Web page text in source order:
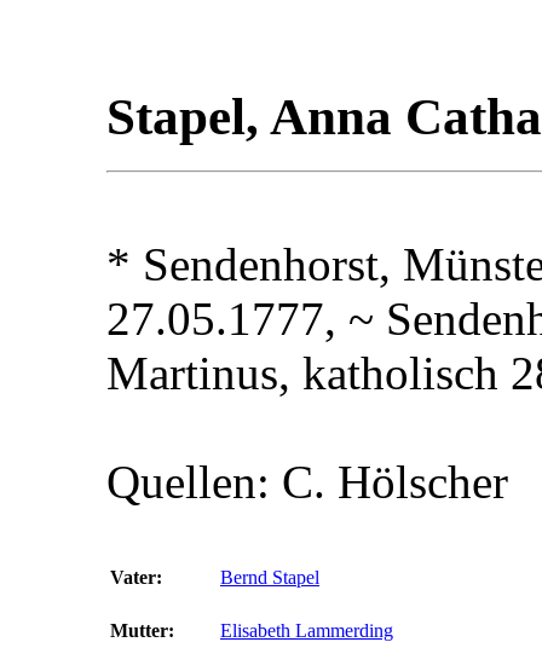
Stapel, Anna
* Sendenhorst,
27.05.1777, ~
Martinus, katholisch
Quellen: C. Hölscher
Vater: Bernd Stapel
Mutter: Elisabeth Lammerding